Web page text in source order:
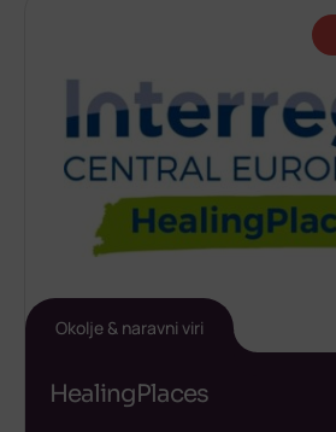
Okolje & naravni viri
HealingPlaces